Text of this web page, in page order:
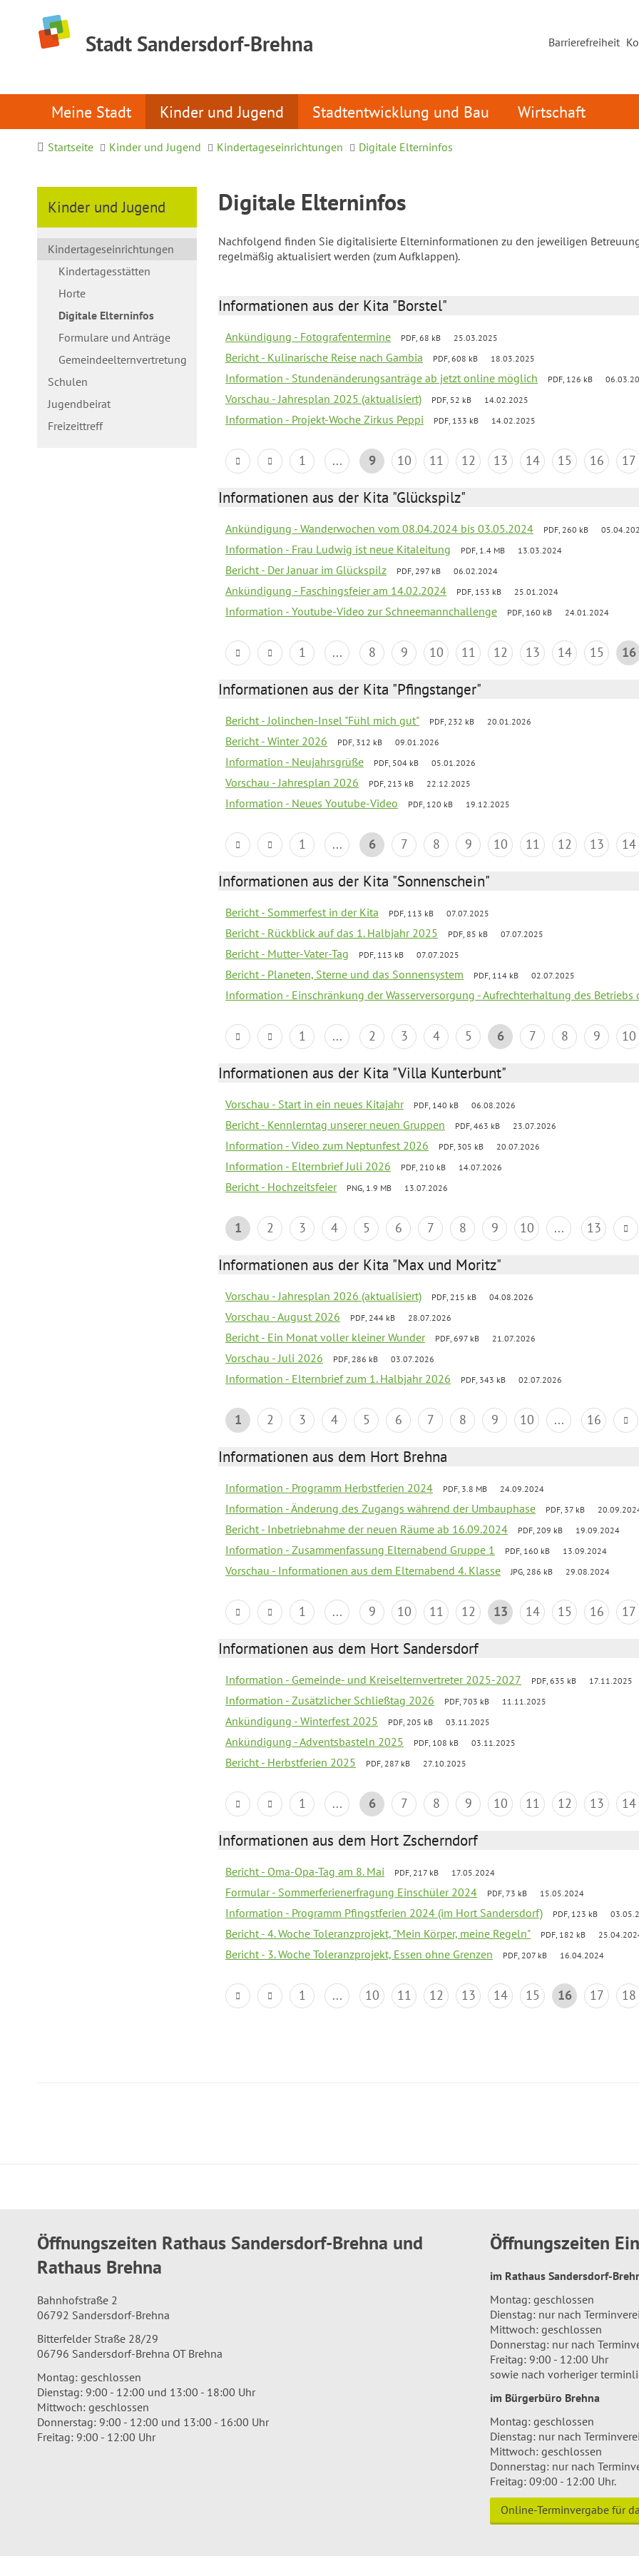
Stadt Sandersdorf-Brehna Barrierefreiheit
Meine Stadt Kinder und Jugend Stadtentwicklung und Bau Wirtschaft
Startseite Kinder und Jugend Kindertageseinrichtungen Digitale Elterninfos
Kinder und Jugend
Kindertageseinrichtungen
Kindertagesstätten
Horte
Digitale Elterninfos
Formulare und Anträge
Gemeindeelternvertretung
Schulen
Jugendbeirat
Freizeittreff
Digitale Elterninfos
Nachfolgend finden Sie digitalisierte Elterninformationen zu den jeweiligen
regelmäßig aktualisiert werden (zum Aufklappen).
Informationen aus der Kita "Borstel"
Ankündigung - Fotografentermine PDF, 68 kB 25.03.2025
Bericht - Kulinarische Reise nach Gambia PDF, 608 kB 18.03.2025
Information - Stundenänderungsanträge ab jetzt online möglich PDF, 126 kB
Vorschau - Jahresplan 2025 (aktualisiert) PDF, 52 kB 14.02.2025
Information - Projekt-Woche Zirkus Peppi PDF, 133 kB 14.02.2025
1 ... 9 10 11 12 13 14 15 16 17
Informationen aus der Kita "Glückspilz"
Ankündigung - Wanderwochen vom 08.04.2024 bis 03.05.2024 PDF, 260 kB
Information - Frau Ludwig ist neue Kitaleitung PDF, 1.4 MB 13.03.2024
Bericht - Der Januar im Glückspilz PDF, 297 kB 06.02.2024
Ankündigung - Faschingsfeier am 14.02.2024 PDF, 153 kB 25.01.2024
Information - Youtube-Video zur Schneemannchallenge PDF, 160 kB 24.01.2024
1 ... 8 9 10 11 12 13 14 15 16
Informationen aus der Kita "Pfingstanger"
Bericht - Jolinchen-Insel "Fühl mich gut" PDF, 232 kB 20.01.2026
Bericht - Winter 2026 PDF, 312 kB 09.01.2026
Information - Neujahrsgrüße PDF, 504 kB 05.01.2026
Vorschau - Jahresplan 2026 PDF, 213 kB 22.12.2025
Information - Neues Youtube-Video PDF, 120 kB 19.12.2025
1 ... 6 7 8 9 10 11 12 13 14
Informationen aus der Kita "Sonnenschein"
Bericht - Sommerfest in der Kita PDF, 113 kB 07.07.2025
Bericht - Rückblick auf das 1. Halbjahr 2025 PDF, 85 kB 07.07.2025
Bericht - Mutter-Vater-Tag PDF, 113 kB 07.07.2025
Bericht - Planeten, Sterne und das Sonnensystem PDF, 114 kB 02.07.2025
Information - Einschränkung der Wasserversorgung - Aufrechterhaltung des Betriebs
1 ... 2 3 4 5 6 7 8 9 10
Informationen aus der Kita "Villa Kunterbunt"
Vorschau - Start in ein neues Kitajahr PDF, 140 kB 06.08.2026
Bericht - Kennlerntag unserer neuen Gruppen PDF, 463 kB 23.07.2026
Information - Video zum Neptunfest 2026 PDF, 305 kB 20.07.2026
Information - Elternbrief Juli 2026 PDF, 210 kB 14.07.2026
Bericht - Hochzeitsfeier PNG, 1.9 MB 13.07.2026
1 2 3 4 5 6 7 8 9 10 ... 13
Informationen aus der Kita "Max und Moritz"
Vorschau - Jahresplan 2026 (aktualisiert) PDF, 215 kB 04.08.2026
Vorschau - August 2026 PDF, 244 kB 28.07.2026
Bericht - Ein Monat voller kleiner Wunder PDF, 697 kB 21.07.2026
Vorschau - Juli 2026 PDF, 286 kB 03.07.2026
Information - Elternbrief zum 1. Halbjahr 2026 PDF, 343 kB 02.07.2026
1 2 3 4 5 6 7 8 9 10 ... 16
Informationen aus dem Hort Brehna
Information - Programm Herbstferien 2024 PDF, 3.8 MB 24.09.2024
Information - Änderung des Zugangs während der Umbauphase PDF, 37 kB
Bericht - Inbetriebnahme der neuen Räume ab 16.09.2024 PDF, 209 kB 19.09.2024
Information - Zusammenfassung Elternabend Gruppe 1 PDF, 160 kB 13.09.2024
Vorschau - Informationen aus dem Elternabend 4. Klasse JPG, 286 kB 29.08.2024
1 ... 9 10 11 12 13 14 15 16 17
Informationen aus dem Hort Sandersdorf
Information - Gemeinde- und Kreiselternvertreter 2025-2027 PDF, 635 kB 17.11.2025
Information - Zusätzlicher Schließtag 2026 PDF, 703 kB 11.11.2025
Ankündigung - Winterfest 2025 PDF, 205 kB 03.11.2025
Ankündigung - Adventsbasteln 2025 PDF, 108 kB 03.11.2025
Bericht - Herbstferien 2025 PDF, 287 kB 27.10.2025
1 ... 6 7 8 9 10 11 12 13 14
Informationen aus dem Hort Zscherndorf
Bericht - Oma-Opa-Tag am 8. Mai PDF, 217 kB 17.05.2024
Formular - Sommerferienerfragung Einschüler 2024 PDF, 73 kB 15.05.2024
Information - Programm Pfingstferien 2024 (im Hort Sandersdorf) PDF, 123 kB
Bericht - 4. Woche Toleranzprojekt, "Mein Körper, meine Regeln" PDF, 182 kB
Bericht - 3. Woche Toleranzprojekt, Essen ohne Grenzen PDF, 207 kB 16.04.2024
1 ... 10 11 12 13 14 15 16 17 18
Öffnungszeiten Rathaus Sandersdorf-Brehna und
Rathaus Brehna
Bahnhofstraße 2
06792 Sandersdorf-Brehna
Bitterfelder Straße 28/29
06796 Sandersdorf-Brehna OT Brehna
Montag: geschlossen
Dienstag: 9:00 - 12:00 und 13:00 - 18:00 Uhr
Mittwoch: geschlossen
Donnerstag: 9:00 - 12:00 und 13:00 - 16:00 Uhr
Freitag: 9:00 - 12:00 Uhr
Öffnungszeiten
im Rathaus Sandersdorf-
Montag: geschlossen
Dienstag: nur nach
Mittwoch: geschlossen
Donnerstag: nur nach
Freitag: 9:00 - 12:00 Uhr
sowie nach vorheriger
im Bürgerbüro Brehna
Montag: geschlossen
Dienstag: nur nach
Mittwoch: geschlossen
Donnerstag: nur nach
Freitag: 09:00 - 12:00 Uhr.
Online-Terminvergabe für